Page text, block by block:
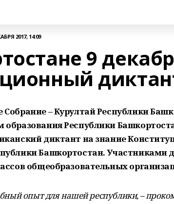
2017, 14:09
9
Собрание – Курултай Республики
образования Республики
диктант на знание
Башкортостан. Участниками
общеобразовательных
опыт для нашей республики, –